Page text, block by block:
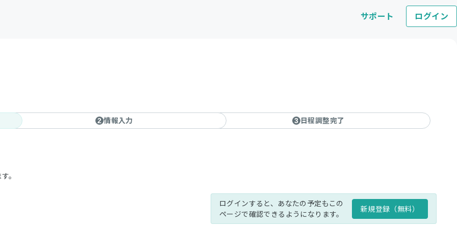
サポート ログイン
2 情報入力 3 日程調整完了
。
ログインすると、あなたの予定もこの
ページで確認できるようになります。
新規登録（無料）